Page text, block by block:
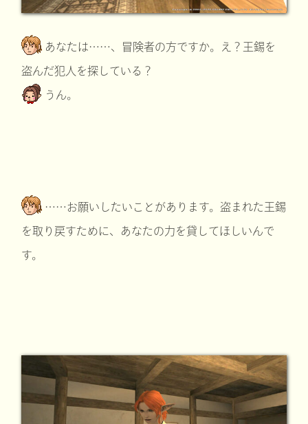
あなたは……、冒険者の方ですか。え？王錫を
盗んだ犯人を探している？
うん。
……お願いしたいことがあります。盗まれた王錫
を取り戻すために、あなたの力を貸してほしいんで
す。